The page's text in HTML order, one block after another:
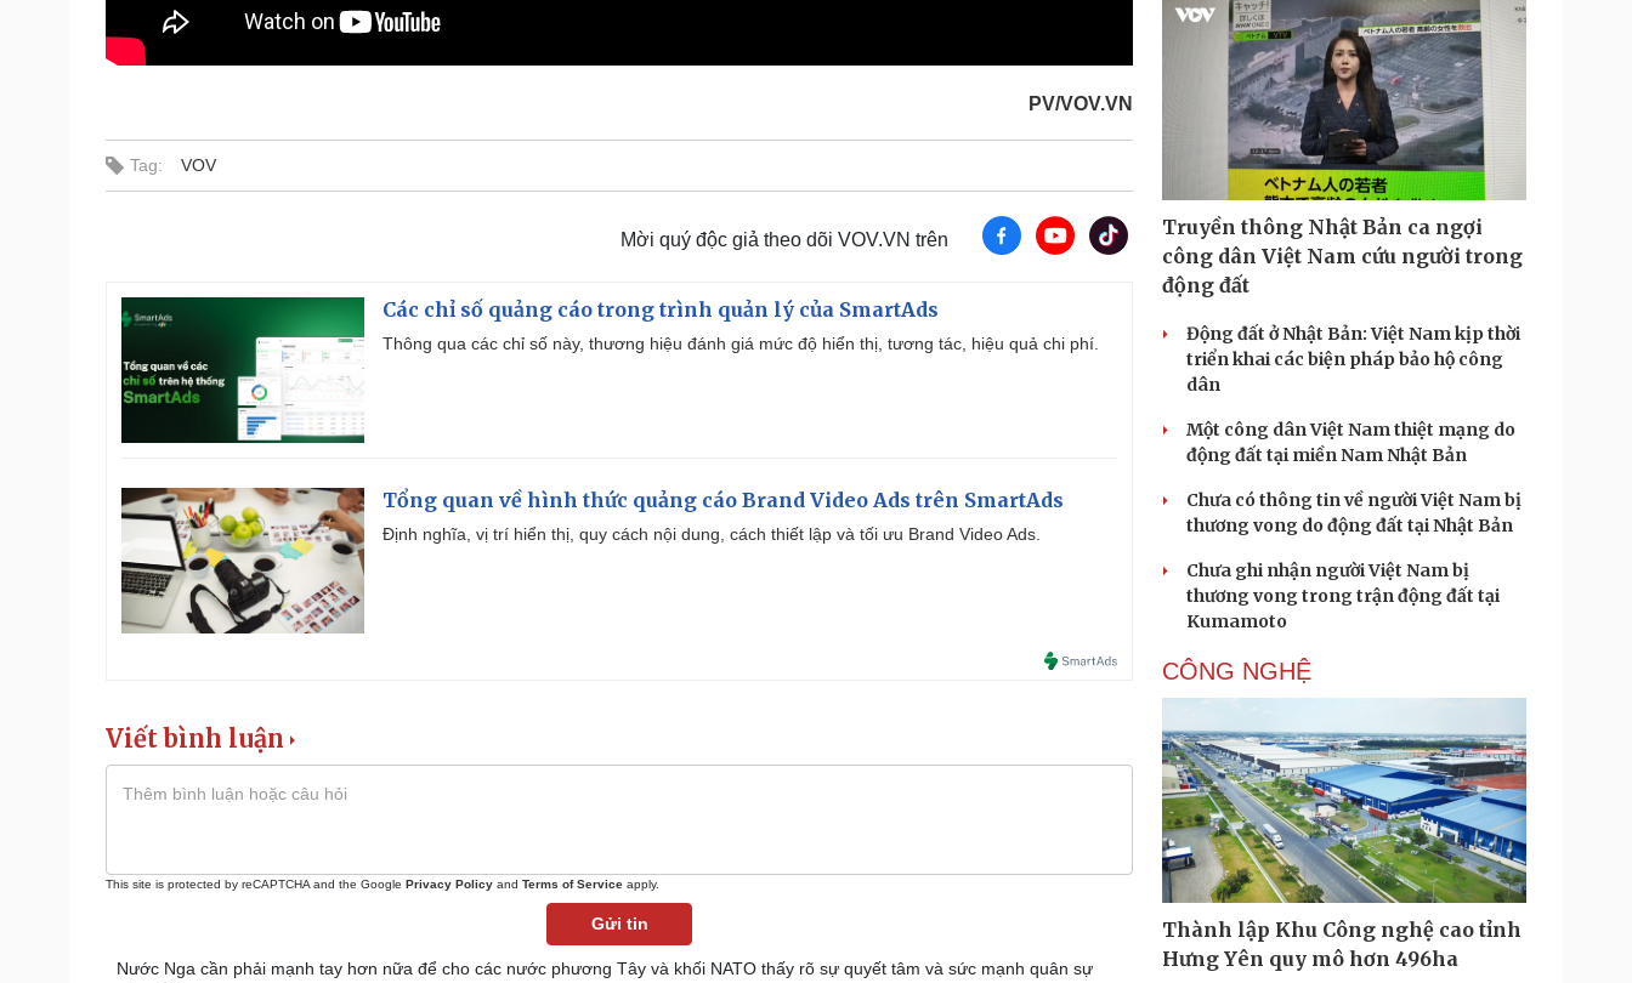
PV/VOV.VN
Tag: VOV
Mời quý độc giả theo dõi VOV.VN trên
Các chỉ số quảng cáo trong trình quản lý của SmartAds
Thông qua các chỉ số này, thương hiệu đánh giá mức độ hiển thị, tương tác, hiệu quả chi phí.
Tổng quan về hình thức quảng cáo Brand Video Ads trên SmartAds
Định nghĩa, vị trí hiển thị, quy cách nội dung, cách thiết lập và tối ưu Brand Video Ads.
Viết bình luận
This site is protected by reCAPTCHA and the Google Privacy Policy and Terms of Service apply.
Gửi tin
Nước Nga cần phải mạnh tay hơn nữa để cho các nước phương Tây và khối NATO thấy rõ sự quyết tâm và sức mạnh quân sự
Truyền thông Nhật Bản ca ngợi
công dân Việt Nam cứu người trong
động đất
Động đất ở Nhật Bản: Việt Nam kịp thời
triển khai các biện pháp bảo hộ công
dân
Một công dân Việt Nam thiệt mạng do
động đất tại miền Nam Nhật Bản
Chưa có thông tin về người Việt Nam bị
thương vong do động đất tại Nhật Bản
Chưa ghi nhận người Việt Nam bị
thương vong trong trận động đất tại
Kumamoto
CÔNG NGHỆ
Thành lập Khu Công nghệ cao tỉnh
Hưng Yên quy mô hơn 496ha